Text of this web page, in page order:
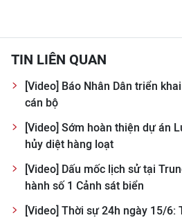
Media Kinh tế
Media Văn hóa
Media Xã hội
Media Pháp luật
Media Du lịch
Media Thế giới
TIN LIÊN QUAN
[Video] Báo Nhân Dân triển
cán bộ
[Video] Sớm hoàn thiện dự án
hủy diệt hàng loạt
[Video] Dấu mốc lịch sử tại
hành số 1 Cảnh sát biển
[Video] Thời sự 24h ngày 15/6: